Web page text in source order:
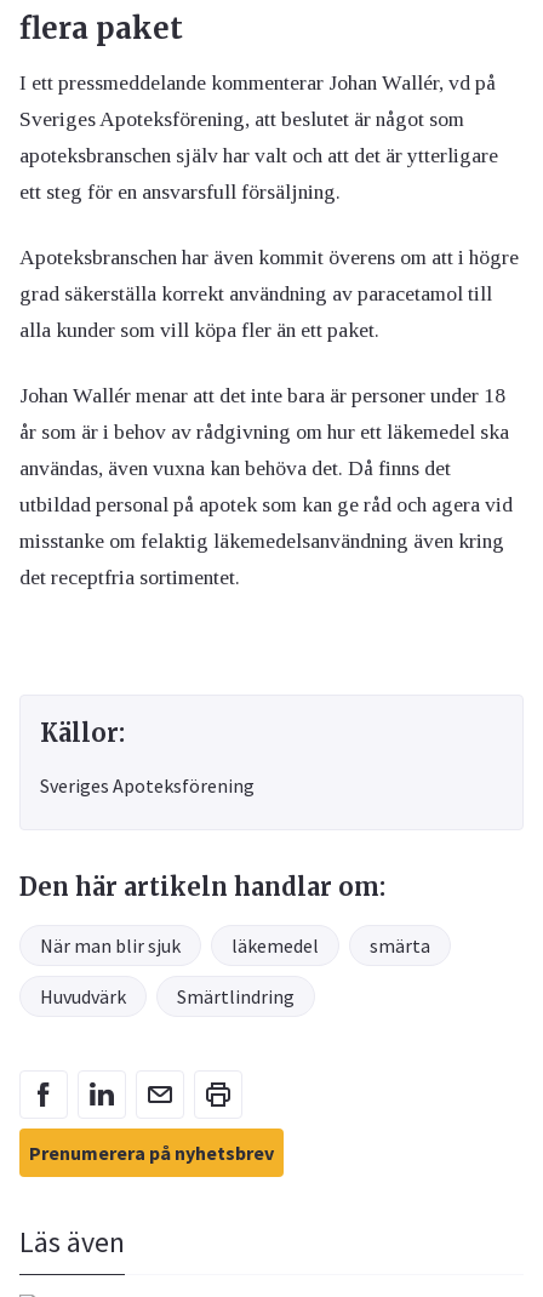
flera paket
I ett pressmeddelande kommenterar Johan Wallér, vd på
Sveriges Apoteksförening, att beslutet är något som
apoteksbranschen själv har valt och att det är ytterligare
ett steg för en ansvarsfull försäljning.
Apoteksbranschen har även kommit överens om att i högre
grad säkerställa korrekt användning av paracetamol till
alla kunder som vill köpa fler än ett paket.
Johan Wallér menar att det inte bara är personer under 18
år som är i behov av rådgivning om hur ett läkemedel ska
användas, även vuxna kan behöva det. Då finns det
utbildad personal på apotek som kan ge råd och agera vid
misstanke om felaktig läkemedelsanvändning även kring
det receptfria sortimentet.
Källor:
Sveriges Apoteksförening
Den här artikeln handlar om:
När man blir sjuk läkemedel smärta
Huvudvärk Smärtlindring
Prenumerera på nyhetsbrev
Läs även